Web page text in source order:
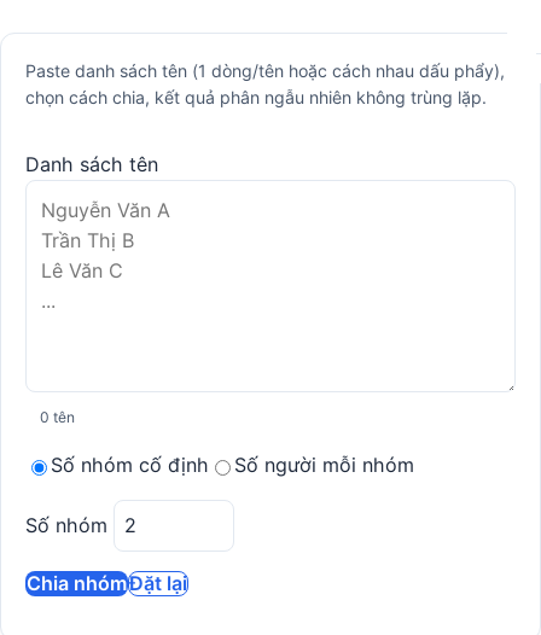
Máy
tính
Paste danh sách tên (1 dòng/tên hoặc cách nhau dấu phẩy),
chọn cách chia, kết quả phân ngẫu nhiên không trùng lặp.
Danh sách tên
0 tên
Số nhóm cố định Số người mỗi nhóm
Số nhóm
Chia nhómĐặt lại